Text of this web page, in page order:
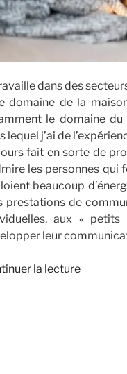
dans des
domaine de la
le domaine
lequel j’ai de
fait en sorte de
les personnes
beaucoup
prestations de
aux «
leur
la lecturede